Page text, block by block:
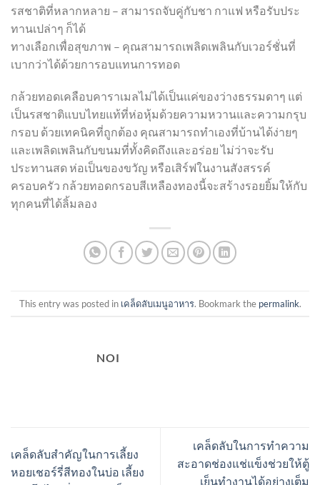
รสชาติที่หลากหลาย – สามารถจับคู่กับชา กาแฟ หรือรับประ
ทานเปล่าๆ ก็ได้
ทางเลือกเพื่อสุขภาพ – คุณสามารถเพลิดเพลินกับเวอร์ชั่นที่
เบากว่าได้ด้วยการอบแทนการทอด
กล้วยทอดเคลือบคาราเมลไม่ได้เป็นแค่ของว่างธรรมดาๆ แต่
เป็นรสชาติแบบไทยแท้ที่ห่อหุ้มด้วยความหวานและความกรุบ
กรอบ ด้วยเทคนิคที่ถูกต้อง คุณสามารถทำเองที่บ้านได้ง่ายๆ
และเพลิดเพลินกับขนมที่ทั้งคิดถึงและอร่อย ไม่ว่าจะรับ
ประทานสด ห่อเป็นของขวัญ หรือเสิร์ฟในงานสังสรรค์
ครอบครัว กล้วยทอดกรอบสีเหลืองทองนี้จะสร้างรอยยิ้มให้กับ
ทุกคนที่ได้ลิ้มลอง
This entry was posted in เคล็ดลับเมนูอาหาร. Bookmark the permalink.
NOI
เคล็ดลับสำคัญในการเลี้ยง
หอยเชอร์รี่สีทองในบ่อ เลี้ยง
เคล็ดลับในการทำความ
สะอาดช่องแช่แข็งช่วยให้ตู้
เย็นทำงานได้อย่างเต็ม